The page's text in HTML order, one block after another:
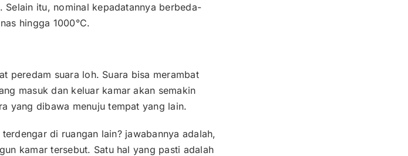
itu, nominal kepadatannya berbeda-
hingga 1000°C.
peredam suara loh. Suara bisa merambat
masuk dan keluar kamar akan semakin
yang dibawa menuju tempat yang lain.
di ruangan lain? jawabannya adalah,
kamar tersebut. Satu hal yang pasti adalah